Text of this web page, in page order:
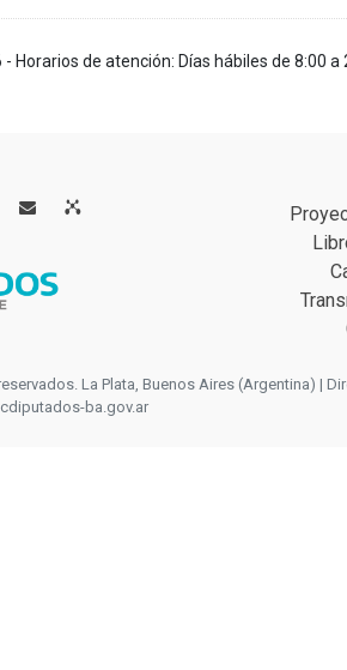
Horarios de atención: Días hábiles de 8:00 a
 
La Plata, Buenos Aires (Argentina) |
ba.gov.ar